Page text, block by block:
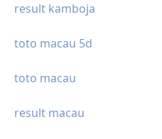
result kamboja
toto macau 5d
toto macau
result macau